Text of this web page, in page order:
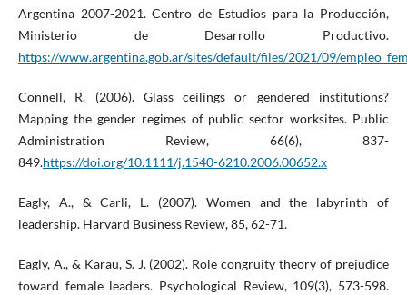
Argentina 2007-2021. Centro de Estudios para la Producción,
Ministerio de Desarrollo Productivo.
https://www.argentina.gob.ar/sites/default/files/2021/09/
Connell, R. (2006). Glass ceilings or gendered institutions?
Mapping the gender regimes of public sector worksites. Public
Administration Review, 66(6), 837-
849.https://doi.org/10.1111/j.1540-6210.2006.00652.x
Eagly, A., & Carli, L. (2007). Women and the labyrinth of
leadership. Harvard Business Review, 85, 62-71.
Eagly, A., & Karau, S. J. (2002). Role congruity theory of prejudice
toward female leaders. Psychological Review, 109(3), 573-598.